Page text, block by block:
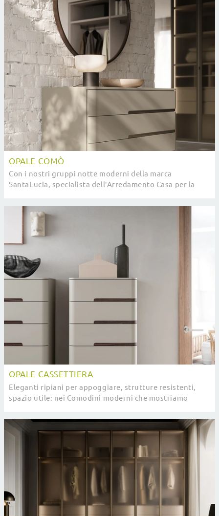
OPALE COMÒ
Con i nostri gruppi notte moderni della marca
SantaLucia, specialista dell’Arredamento Casa per la
OPALE CASSETTIERA
Eleganti ripiani per appoggiare, strutture resistenti,
spazio utile: nei Comodini moderni che mostriamo